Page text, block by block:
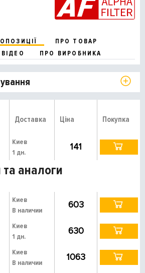
ПРО ТОВАР
ПРО ВИРОБНИКА
Доставка Ціна Покупка
Киев
1 дн.
141
аналоги
Киев
В наличии
603
Киев
1 дн.
630
Киев
В наличии
1063